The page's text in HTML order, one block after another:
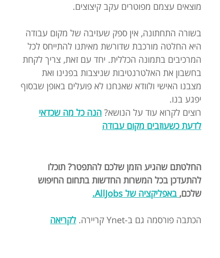
מוצאים עצמם מפוטרים עקב קיצוצים.
בשורה התחתונה, אין ספק שעזיבה של מקום עבודה
היא החלטה מורכבת שדורשת מאיתנו להתייחס לכל
המרכיבים בתמונה הכללית. יחד עם זאת, צריך לקחת
בחשבון את האלטרנטיבות שניצבות בפנינו ואת
מצבנו האישי ולוודא שאנחנו לא פועלים באופן שבסוף
יפגע בנו.
רוצים לקרוא עוד על הנושא? הנה כל מה שכדאי
לדעת כשעוזבים מקום עבודה
החלטתם שהגיע הזמן שלכם להתפטר? תוכלו
להתעדכן בכל המשרות החדשות בתחום החיפוש
שלכם, באפליקציה של AllJobs.
הכתבה פורסמה גם ב-Ynet קריירה. לקריאה